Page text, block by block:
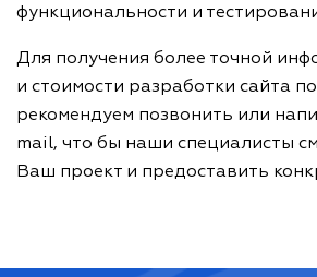
функциональности и
Для получения более точной
и стоимости разработки сайта
рекомендуем позвонить или
mail, что бы наши специалисты
Ваш проект и предоставить